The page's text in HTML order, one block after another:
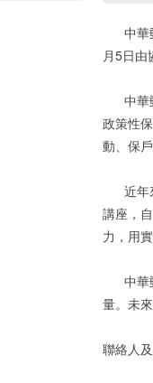
中華
月5日由
中華
政策性
動、保
近年
講座，
力，用
中華
量。未
聯絡人